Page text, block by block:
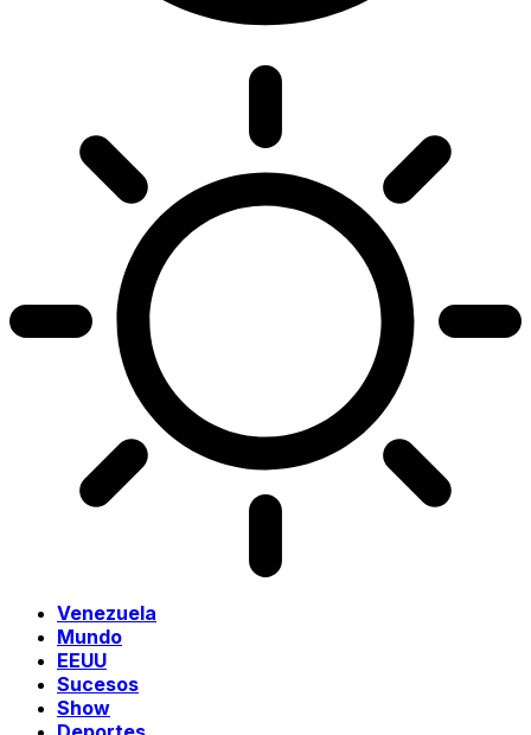
Venezuela
Mundo
EEUU
Sucesos
Show